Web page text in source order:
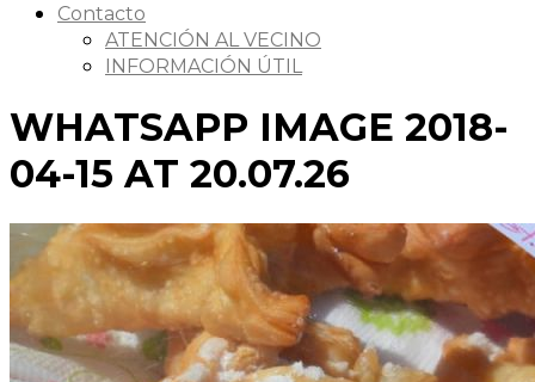
Contacto
ATENCIÓN AL VECINO
INFORMACIÓN ÚTIL
WHATSAPP IMAGE 2018-
04-15 AT 20.07.26